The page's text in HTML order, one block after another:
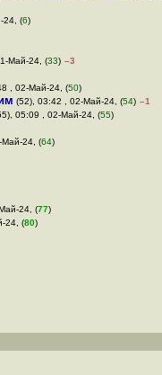
24, (6)
Май-24, (33) –3
, 02-Май-24, (50)
(52), 03:42 , 02-Май-24, (54) –1
05:09 , 02-Май-24, (55)
Май-24, (64)
24, (77)
24, (80)